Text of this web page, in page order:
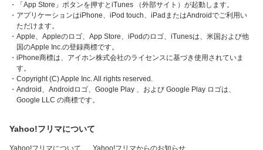
・「App Store」ボタンを押すとiTunes （外部サイト）が起動します。
・アプリケーションはiPhone、iPod touch、iPadまたはAndroidでご利用い
ただけます。
・Apple、Appleのロゴ、App Store、iPodのロゴ、iTunesは、米国および他
国のApple Inc.の登録商標です。
・iPhone商標は、アイホン株式会社のライセンスに基づき使用されていま
す。
・Copyright (C) Apple Inc. All rights reserved.
・Android、Androidロゴ、Google Play 、および Google Play ロゴは、
Google LLC の商標です。
Yahoo!フリマについて